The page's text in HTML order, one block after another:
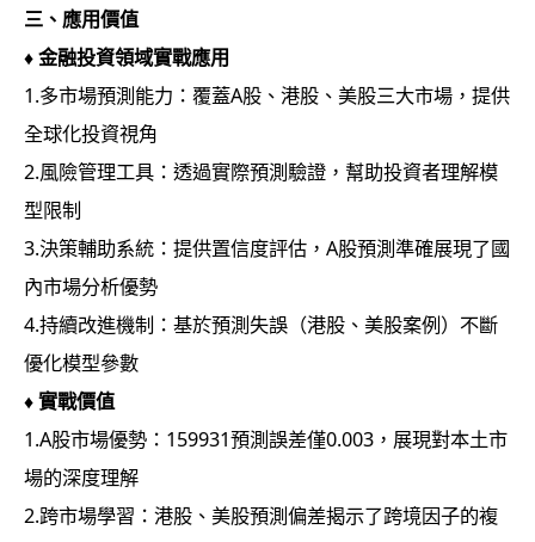
三、 應用價值
♦金融投資領域實戰應用
1.多市場預測能力：覆蓋A股、港股、美股三大市場，提供
全球化投資視角
2.風險管理工具：透過實際預測驗證，幫助投資者理解模
型限制
3.決策輔助系統：提供置信度評估，A股預測準確展現了國
內市場分析優勢
4.持續改進機制：基於預測失誤（港股、美股案例）不斷
優化模型參數
♦實戰價值
1.A股市場優勢：159931預測誤差僅0.003，展現對本土市
場的深度理解
2.跨市場學習：港股、美股預測偏差揭示了跨境因子的複